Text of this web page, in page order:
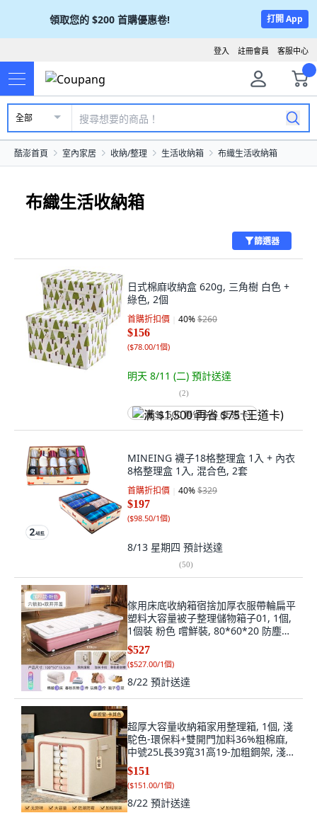
領取您的 $200 首購優惠卷! 打開 App
客服中心
註冊會員
登入
全部
酷澎首頁 室內家居 收納/整理 生活收納箱 布織生活收納箱
布織生活收納箱
篩選器
日式棉麻收納盒 620g, 三角樹 白色 +
綠色, 2個
首購折扣價 40%$260
$156
($78.00/1個)
明天 8/11 (二) 預計送達
(2)
满 $1,500 再省 $75 (王道卡)
MINEING 襪子18格整理盒 1入 + 內衣
8格整理盒 1入, 混合色, 2套
首購折扣價 40%$329
$197
($98.50/1個)
8/13 星期四 預計送達
(50)
傢用床底收納箱宿捨加厚衣服帶輪扁平
塑料大容量被子整理儲物箱子01, 1個,
1個裝 粉色 嚐鮮裝, 80*60*20 防塵雙
開蓋
$527
($527.00/1個)
8/22 預計送達
超厚大容量收納箱家用整理箱, 1個, 淺
駝色-環保料+雙開門加料36%粗棉麻,
中號25L長39寬31高19-加粗鋼架, 淺駝
色
$151
($151.00/1個)
8/22 預計送達